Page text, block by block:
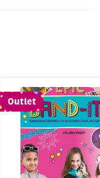
Outlet